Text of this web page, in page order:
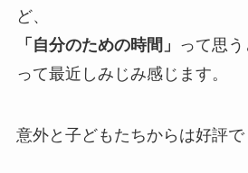
ど、
「自分のための時間」 って思
って最近しみじみ感じます。
意外と子どもたちからは好評で